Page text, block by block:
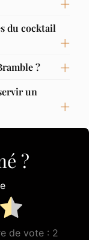
du cocktail
?
un
?
de vote : 2